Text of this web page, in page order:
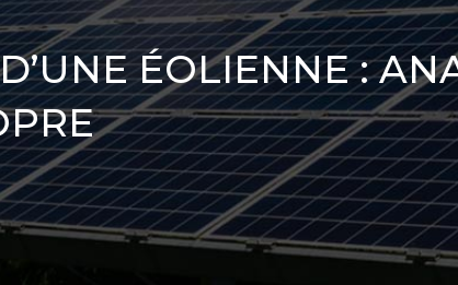
ÉOLIENNE :